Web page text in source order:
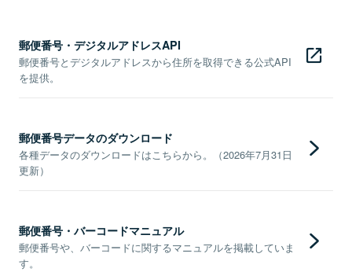
郵便番号・デジタルアドレスAPI
郵便番号とデジタルアドレスから住所を取得できる公式API
を提供。
郵便番号データのダウンロード
各種データのダウンロードはこちらから。（2026年7月31日
更新）
郵便番号・バーコードマニュアル
郵便番号や、バーコードに関するマニュアルを掲載していま
す。